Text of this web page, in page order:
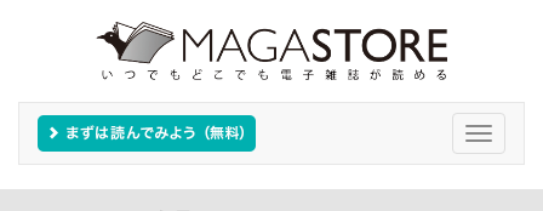
Toggle